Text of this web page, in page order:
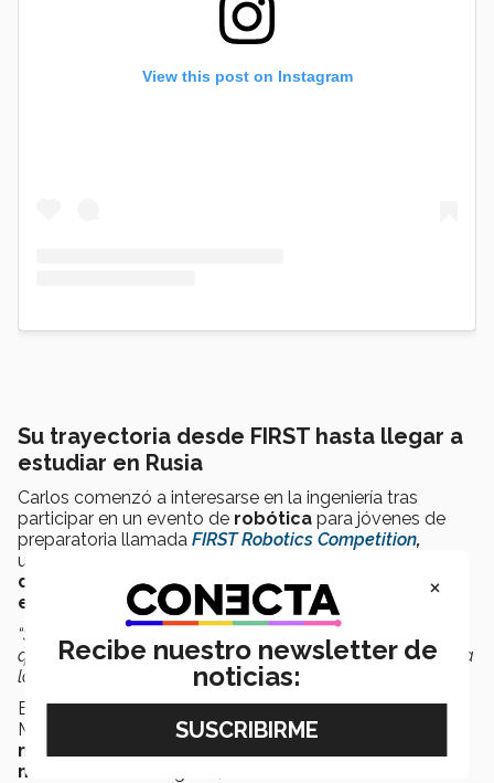
View this post on Instagram
Su trayectoria desde FIRST hasta llegar a
estudiar en Rusia
Carlos comenzó a interesarse en la ingeniería tras
participar en un evento de robótica para jóvenes de
preparatoria llamada FIRST Robotics Competition,
un
deporte
aspiracional para interesar a niños y jóvenes
en la ciencia.
“Si un niño me preguntara cómo seguir mis pasos le diría
que hay que aprender bastante del fracaso. No rendirse a
la primera. Es posible hacer cosas grandes
Esta experiencia lo llevó a elegir estudiar Ingeniería en
Mecatrónica, la cual combinó con su pasión por la
música
musical
×
Recibe nuestro newsletter de
noticias: